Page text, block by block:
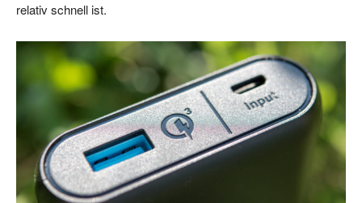
relativ schnell ist.